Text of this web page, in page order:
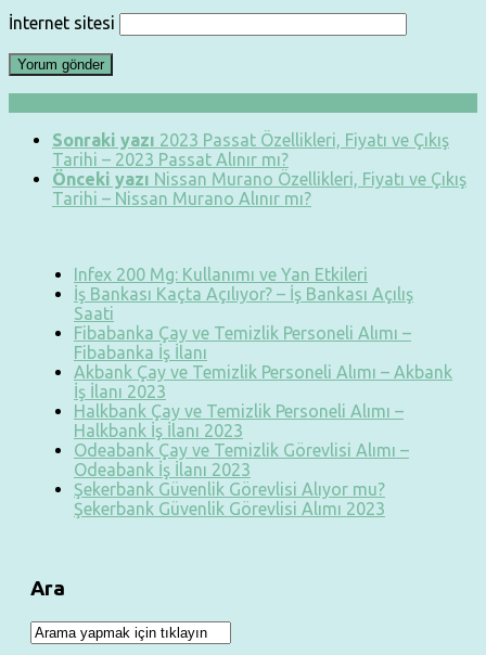
İnternet sitesi
Sonraki yazı 2023 Passat Özellikleri, Fiyatı ve Çıkış
Tarihi – 2023 Passat Alınır mı?
Önceki yazı Nissan Murano Özellikleri, Fiyatı ve Çıkış
Tarihi – Nissan Murano Alınır mı?
Infex 200 Mg: Kullanımı ve Yan Etkileri
İş Bankası Kaçta Açılıyor? – İş Bankası Açılış
Saati
Fibabanka Çay ve Temizlik Personeli Alımı –
Fibabanka İş İlanı
Akbank Çay ve Temizlik Personeli Alımı – Akbank
İş İlanı 2023
Halkbank Çay ve Temizlik Personeli Alımı –
Halkbank İş İlanı 2023
Odeabank Çay ve Temizlik Görevlisi Alımı –
Odeabank İş İlanı 2023
Şekerbank Güvenlik Görevlisi Alıyor mu?
Şekerbank Güvenlik Görevlisi Alımı 2023
Ara